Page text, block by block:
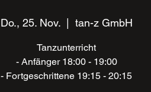
Do., 25. Nov.
  |
tan-z GmbH
Tanzunterricht
- Anfänger 18:00 - 19:00
- Fortgeschrittene 19:15 - 20:15